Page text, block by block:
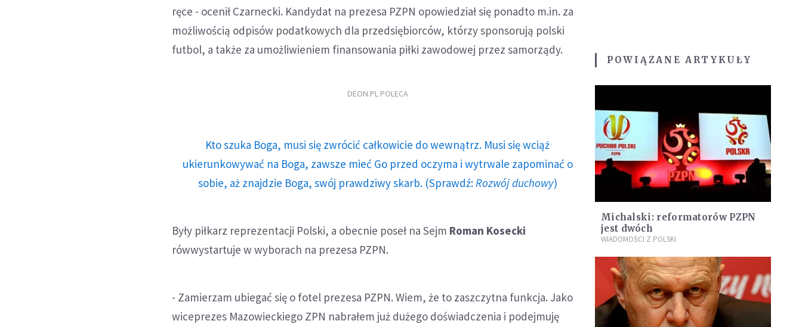
ręce - ocenił Czarnecki. Kandydat na prezesa PZPN opowiedział się ponadto m.in. za
możliwością odpisów podatkowych dla przedsiębiorców, którzy sponsorują polski
futbol, a także za umożliwieniem finansowania piłki zawodowej przez samorządy.
DEON.PL POLECA
Kto szuka Boga, musi się zwrócić całkowicie do wewnątrz. Musi się wciąż
ukierunkowywać na Boga, zawsze mieć Go przed oczyma i wytrwale zapominać o
sobie, aż znajdzie Boga, swój prawdziwy skarb. (Sprawdź: Rozwój duchowy)
Były piłkarz reprezentacji Polski, a obecnie poseł na Sejm Roman Kosecki
rówwystartuje w wyborach na prezesa PZPN.
- Zamierzam ubiegać się o fotel prezesa PZPN. Wiem, że to zaszczytna funkcja. Jako
wiceprezes Mazowieckiego ZPN nabrałem już dużego doświadczenia i podejmuję
POWIĄZANE ARTYKUŁY
Michalski: reformatorów PZPN
jest dwóch
WIADOMOŚCI Z POLSKI